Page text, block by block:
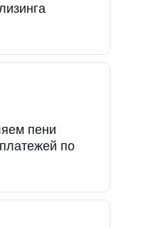
пени
по